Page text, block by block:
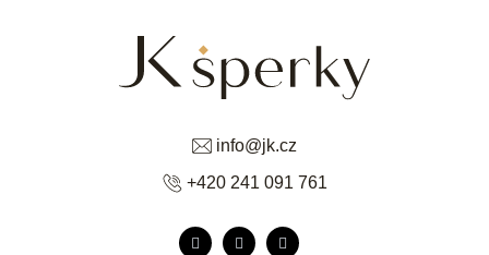
info@jk.cz
+420 241 091 761